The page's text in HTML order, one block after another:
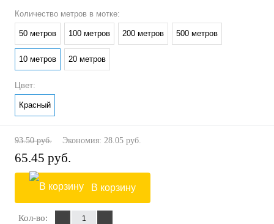
Количество метров в мотке:
50 метров 100 метров 200 метров 500 метров
10 метров 20 метров
Цвет:
Красный
93.50 руб. Экономия: 28.05 руб.
65.45 руб.
В корзину
Кол-во: